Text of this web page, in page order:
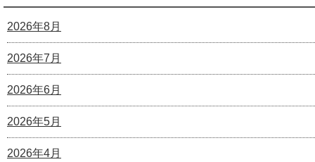
2026年8月
2026年7月
2026年6月
2026年5月
2026年4月